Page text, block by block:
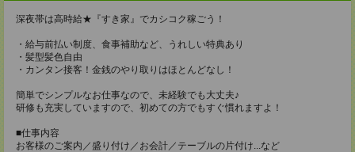
深夜帯は高時給★『すき家』でカシコク稼ごう！
・給与前払い制度、食事補助など、うれしい特典あり
・髪型髪色自由
・カンタン接客！金銭のやり取りはほとんどなし！
簡単でシンプルなお仕事なので、未経験でも大丈夫♪
研修も充実していますので、初めての方でもすぐ慣れますよ！
■仕事内容
お客様のご案内／盛り付け／お会計／テーブルの片付け...など